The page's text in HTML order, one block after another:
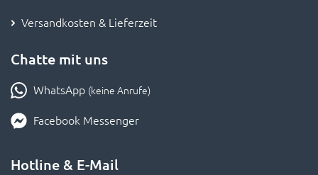
Versandkosten & Lieferzeit
Chatte mit uns
WhatsApp (keine Anrufe)
Facebook Messenger
Hotline & E-Mail